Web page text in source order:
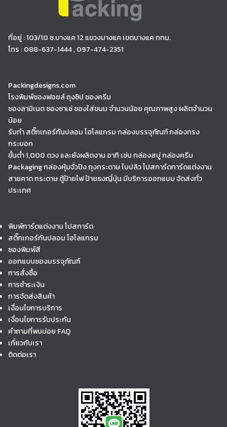
ที่อยู่ : 103/10 ซ.บางแค 12 แขวงบางแค เขตบางแค กทม.
โทร : 088-637-1444 , 097-474-2351
Packingdesigns.com
โรงพิมพ์ซองฟอยล์ ถุงซิป ซองครีม
ซองลามิเนต ซองซาเช่ ซองใส่ขนม จำนวนน้อย คุณภาพสูง ผลิตจำนวน
น้อย
รับทำ สติ๊กเกอร์กันปลอม โฮโลแกรม กล่องบรรจุภัณฑ์ กล่องทรง
กระบอก
ขั้นต่ำ 1,000 ดวง และยังผลิตงาน อาทิ เช่น กล่องสบู่ กล่องครีม
Packaging กล่องหุ้มจั่วปัง ถุงกระดาษ ใบปลิว โปสการ์ดการ์ดแต่งงาน
สายคาด กระดาษ ตู้ป้ายไฟ ป้ายธงญี่ปุ่น มีบริการออกแบบ จัดส่งทั่ว
ประเทศ
พิมพ์การ์ดแต่งงาน โปสการ์ด
สติ๊กเกอร์กันปลอม โฮโลแกรม
ซองพิมพ์สี
ออกแบบซองบรรจุภัณฑ์
การสั่งซื้อ
การชำระเงิน
การจัดส่งสินค้า
เงื่อนไขการบริการ
เงื่อนไขการรับประกัน
คำถามที่พบบ่อย FAQ
เกี่ยวกับเรา
ติดต่อเรา